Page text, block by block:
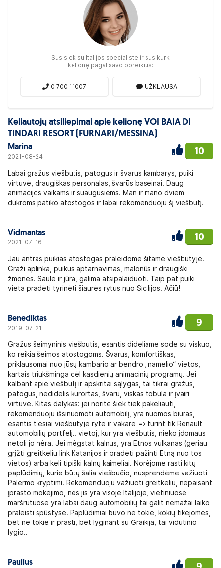
Susisiek su Italijos specialiste ir susikurk
kelionę pagal savo poreikius:
0 700 11007 UŽKLAUSA
Keliautojų atsiliepimai apie kelionę VOI BAIA DI
TINDARI RESORT (FURNARI/MESSINA)
Marina
2021-08-24 10
Labai gražus viešbutis, patogus ir švarus kambarys, puiki
virtuvė, draugiškas personalas, švarūs baseinai. Daug
animacijos vaikams ir suaugusiems. Man ir mano dviem
dukroms patiko atostogos ir labai rekomenduoju šį viešbutį.
Vidmantas
2021-07-16 10
Jau antras puikias atostogas praleidome šitame viešbutyje.
Graži aplinka, puikus aptarnavimas, malonūs ir draugiški
žmonės. Saulė ir jūra, galima atsipalaiduoti. Taip pat puiki
vieta pradėti tyrinėti šiaurės rytus nuo Sicilijos. Ačiū!
Benediktas
2019-07-21 9
Gražus šeimyninis viešbutis, esantis dideliame sode su viskuo,
ko reikia šeimos atostogoms. Švarus, komfortiškas,
priklausomai nuo jūsų kambario ar bendro „namelio“ vietos,
kartais triukšminga dėl kasdienių animacinių programų. Jei
kalbant apie viešbutį ir apskritai sąlygas, tai tikrai gražus,
patogus, nedidelis kurortas, švaru, viskas tobula ir įvairi
virtuvė. Kitas dalykas: jei norite šiek tiek pakeliauti,
rekomenduoju išsinuomoti automobilį, yra nuomos biuras,
esantis tiesiai viešbutyje ryte ir vakare => turint tik Renault
automobilių portfelį.. vietoj, kur yra viešbutis, nieko įdomaus
netoli jo nėra. Jei mėgstat kalnus, yra Etnos vulkanas (geriau
grįžti greitkeliu link Katanijos ir pradėti pažinti Etną nuo tos
vietos) arba keli tipiški kalnų kaimeliai. Norėjome rasti kitų
paplūdimių, kurie būtų šalia viešbučio, nusprendėme važiuoti
Palermo kryptimi. Rekomenduoju važiuoti greitkeliu, nepaisant
įprasto mokėjimo, nes jis yra visoje Italijoje, vietiniuose
maršrutuose yra labai daug automobilių tai galit nemažai laiko
praleisti spūstyse. Paplūdimiai buvo ne tokie, kokių tikėjomės,
bet ne tokie ir prasti, bet lyginant su Graikija, tai vidutinio
lygio..
Paulius